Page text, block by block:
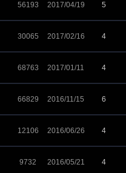
56193 2017/04/19 5
30065 2017/02/16 4
68763 2017/01/11 4
66829 2016/11/15 6
12106 2016/06/26 4
9732 2016/05/21 4